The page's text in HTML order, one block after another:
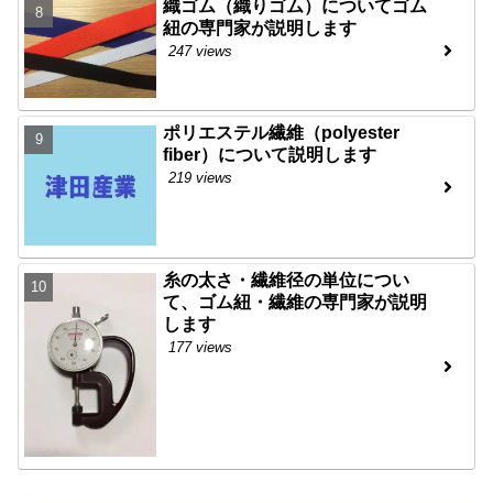
織ゴム（織りゴム）についてゴム
紐の専門家が説明します
247 views
ポリエステル繊維（polyester
fiber）について説明します
219 views
糸の太さ・繊維径の単位につい
て、ゴム紐・繊維の専門家が説明
します
177 views